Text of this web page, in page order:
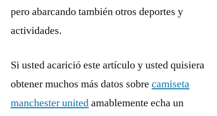
pero abarcando también otros deportes y
actividades.
Si usted acarició este artículo y usted quisiera
obtener muchos más datos sobre camiseta
manchester unitedamablemente echa un